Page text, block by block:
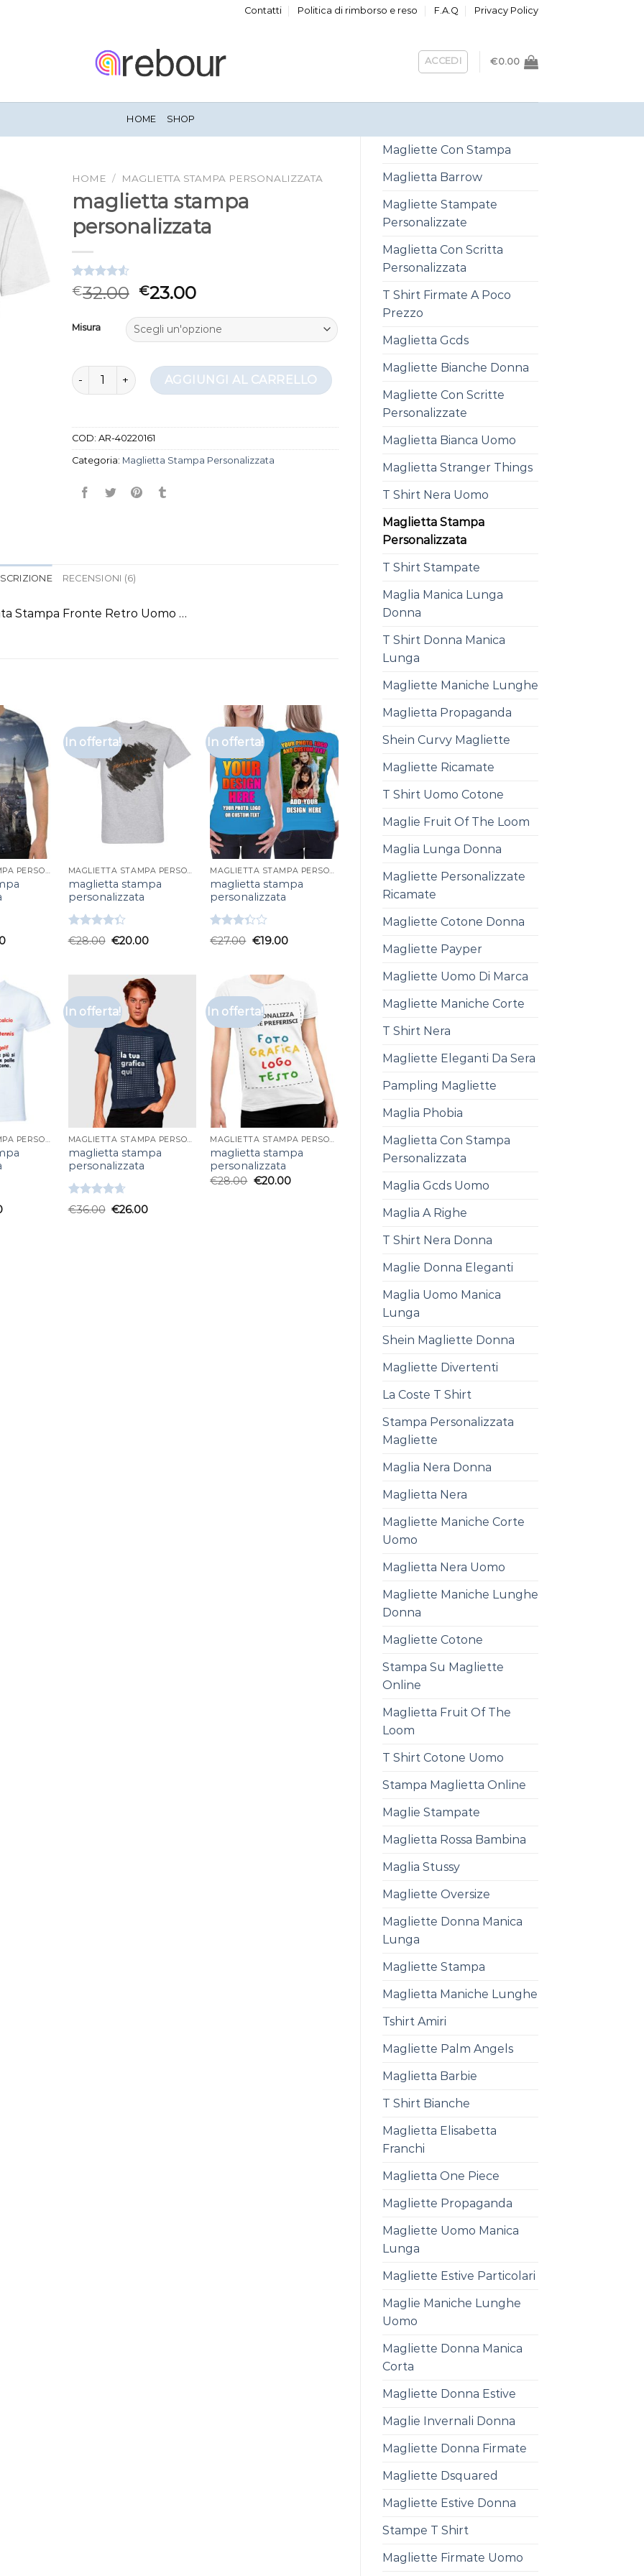
Contatti Politica di rimborso e reso F.A.Q Privacy Policy
ACCEDI €0.00
HOME SHOP
Magliette Con Stampa
Maglietta Barrow
Magliette Stampate
Personalizzate
Maglietta Con Scritta
Personalizzata
T Shirt Firmate A Poco
Prezzo
Maglietta Gcds
Magliette Bianche Donna
Magliette Con Scritte
Personalizzate
Maglietta Bianca Uomo
Maglietta Stranger Things
T Shirt Nera Uomo
Maglietta Stampa
Personalizzata
T Shirt Stampate
Maglia Manica Lunga
Donna
T Shirt Donna Manica
Lunga
Magliette Maniche Lunghe
Maglietta Propaganda
Shein Curvy Magliette
Magliette Ricamate
T Shirt Uomo Cotone
Maglie Fruit Of The Loom
Maglia Lunga Donna
Magliette Personalizzate
Ricamate
Magliette Cotone Donna
Magliette Payper
Magliette Uomo Di Marca
Magliette Maniche Corte
T Shirt Nera
Magliette Eleganti Da Sera
Pampling Magliette
Maglia Phobia
Maglietta Con Stampa
Personalizzata
Maglia Gcds Uomo
Maglia A Righe
T Shirt Nera Donna
Maglie Donna Eleganti
Maglia Uomo Manica
Lunga
Shein Magliette Donna
Magliette Divertenti
La Coste T Shirt
Stampa Personalizzata
Magliette
Maglia Nera Donna
Maglietta Nera
Magliette Maniche Corte
Uomo
Maglietta Nera Uomo
Magliette Maniche Lunghe
Donna
Magliette Cotone
Stampa Su Magliette
Online
Maglietta Fruit Of The
Loom
T Shirt Cotone Uomo
Stampa Maglietta Online
Maglie Stampate
Maglietta Rossa Bambina
Maglia Stussy
Magliette Oversize
Magliette Donna Manica
Lunga
Magliette Stampa
Maglietta Maniche Lunghe
Tshirt Amiri
Magliette Palm Angels
Maglietta Barbie
T Shirt Bianche
Maglietta Elisabetta
Franchi
Maglietta One Piece
Magliette Propaganda
Magliette Uomo Manica
Lunga
Magliette Estive Particolari
Maglie Maniche Lunghe
Uomo
Magliette Donna Manica
Corta
Magliette Donna Estive
Maglie Invernali Donna
Magliette Donna Firmate
Magliette Dsquared
Magliette Estive Donna
Stampe T Shirt
Magliette Firmate Uomo
HOME / MAGLIETTA STAMPA PERSONALIZZATA
maglietta stampa
personalizzata
Valutato
4.50su 5
6
recensioni
€32.00 €23.00
Misura
maglietta stampa personalizzata quantità
AGGIUNGI AL CARRELLO
COD: AR-40220161
Categoria: Maglietta Stampa Personalizzata
RECENSIONI (6)
Stampa Fronte Retro Uomo …
MAGLIETTA STAMPA PERSONALIZZATA
In offerta!
MAGLIETTA STAMPA PERSONALIZZATA
maglietta stampa
personalizzata
Valutato
4.33su 5
€28.00 €20.00
In offerta!
MAGLIETTA STAMPA PERSONALIZZATA
maglietta stampa
personalizzata
Valutato
3.33su
€27.00 €19.00
MAGLIETTA STAMPA PERSONALIZZATA
In offerta!
MAGLIETTA STAMPA PERSONALIZZATA
maglietta stampa
personalizzata
Valutato
4.67su 5
€36.00 €26.00
In offerta!
MAGLIETTA STAMPA PERSONALIZZATA
maglietta stampa
personalizzata
€28.00 €20.00